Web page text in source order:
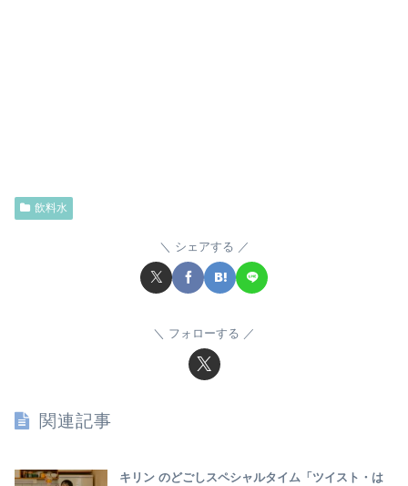
飲料水
シェアする
フォローする
関連記事
キリン のどごしスペシャルタイム「ツイスト・は